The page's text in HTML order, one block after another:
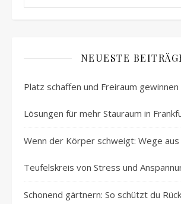
NEUESTE
Platz schaffen und Freiraum
Lösungen für mehr Stauraum in
Wenn der Körper schweigt: Wege
Teufelskreis von Stress und
Schonend gärtnern: So schützt du